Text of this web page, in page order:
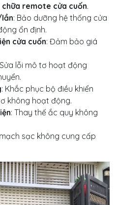
chữa remote cửa cuốn.
: Bảo dưỡng hệ thống cửa
ổn định.
cửa cuốn: Đảm bảo giá
lỗi mô tơ hoạt động
: Khắc phục bộ điều khiển
không hoạt động.
: Thay thế ắc quy không
sạc không cung cấp